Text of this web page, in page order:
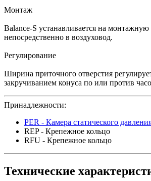
Монтаж
Balance-S устанавливается на
непосредственно в воздуховод.
Регулирование
Ширина приточного отверстия
закручиванием конуса по или против
Принадлежности:
PER - Камера статического
REP - Крепежное кольцо
RFU - Крепежное кольцо
Технические